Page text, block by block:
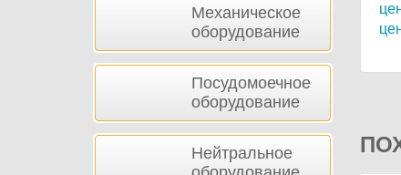
Механическое
оборудование
Посудомоечное
оборудование
Нейтральное